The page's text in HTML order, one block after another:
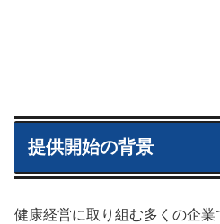
提供開始の背景
健康経営に取り組む多くの企